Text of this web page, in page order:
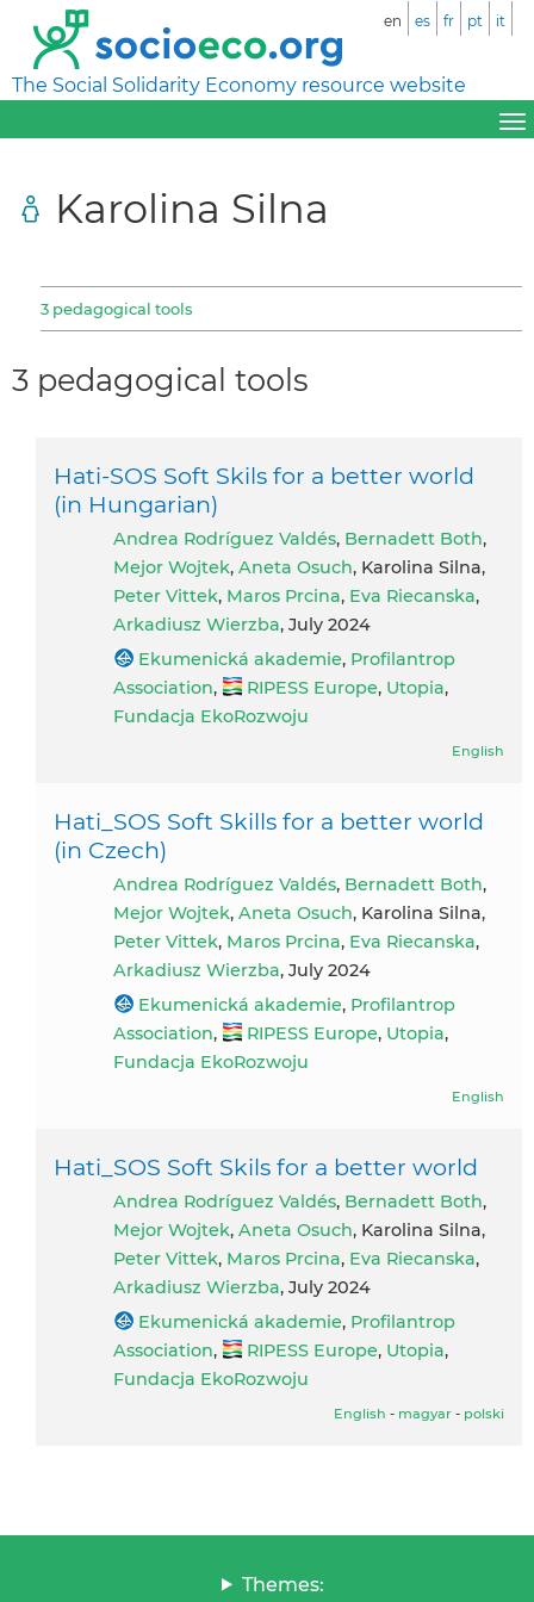
The Social Solidarity Economy resource website
en es fr pt it
Karolina Silna
3 pedagogical tools
3 pedagogical tools
Hati-SOS Soft Skils for a better world
(in Hungarian)
Andrea Rodríguez Valdés, Bernadett Both,
Mejor Wojtek, Aneta Osuch, Karolina Silna,
Peter Vittek, Maros Prcina, Eva Riecanska,
Arkadiusz Wierzba, July 2024
Ekumenická akademie, Profilantrop
Association, RIPESS Europe, Utopia,
Fundacja EkoRozwoju
English
Hati_SOS Soft Skills for a better world
(in Czech)
Andrea Rodríguez Valdés, Bernadett Both,
Mejor Wojtek, Aneta Osuch, Karolina Silna,
Peter Vittek, Maros Prcina, Eva Riecanska,
Arkadiusz Wierzba, July 2024
Ekumenická akademie, Profilantrop
Association, RIPESS Europe, Utopia,
Fundacja EkoRozwoju
English
Hati_SOS Soft Skils for a better world
Andrea Rodríguez Valdés, Bernadett Both,
Mejor Wojtek, Aneta Osuch, Karolina Silna,
Peter Vittek, Maros Prcina, Eva Riecanska,
Arkadiusz Wierzba, July 2024
Ekumenická akademie, Profilantrop
Association, RIPESS Europe, Utopia,
Fundacja EkoRozwoju
English - magyar - polski
Themes: